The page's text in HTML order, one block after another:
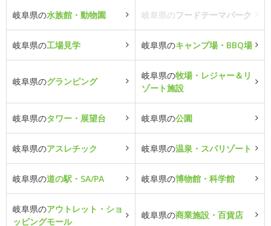
岐阜県の水族館・動物園 岐阜県のフードテーマパーク
岐阜県の工場見学 岐阜県のキャンプ場・BBQ場
岐阜県のグランピング
岐阜県の牧場・レジャー＆リ
ゾート施設
岐阜県のタワー・展望台 岐阜県の公園
岐阜県のアスレチック 岐阜県の温泉・スパリゾート
岐阜県の道の駅・SA/PA 岐阜県の博物館・科学館
岐阜県のアウトレット・ショ
ッピングモール
岐阜県の商業施設・百貨店